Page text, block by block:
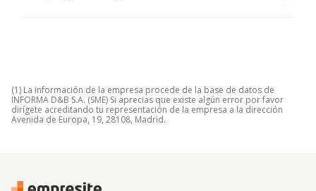
(1) La información de la empresa procede de la base de datos de
INFORMA D&B S.A. (SME) Si aprecias que existe algún error por favor
dirígete acreditando tu representación de la empresa a la dirección
Avenida de Europa, 19, 28108, Madrid.